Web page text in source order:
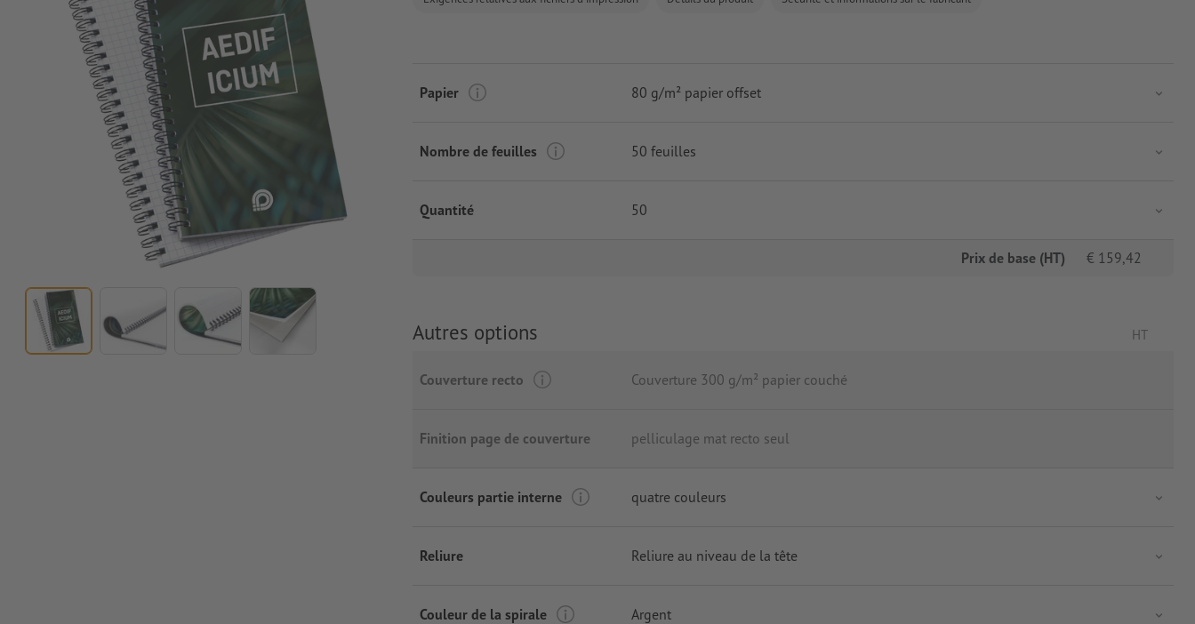
Papier 80 g/m² papier offset
Nombre de feuilles 50 feuilles
Quantité 50
Prix de base (HT) € 159,42
Autres options HT
Couverture recto Couverture 300 g/m² papier couché
Finition page de couverture pelliculage mat recto seul
Couleurs partie interne quatre couleurs
Reliure Reliure au niveau de la tête
Couleur de la spirale Argent